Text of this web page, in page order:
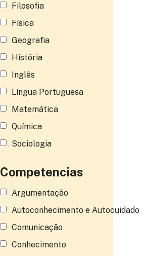
Filosofia
Física
Geografia
História
Inglês
Língua Portuguesa
Matemática
Química
Sociologia
Competencias
Argumentação
Autoconhecimento e Autocuidado
Comunicação
Conhecimento